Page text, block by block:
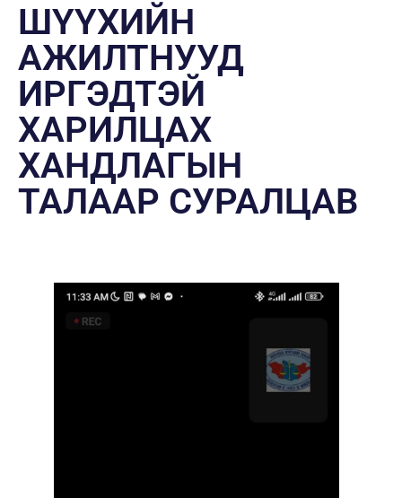
ШҮҮХИЙН
АЖИЛТНУУД
ИРГЭДТЭЙ
ХАРИЛЦАХ
ХАНДЛАГЫН
ТАЛААР СУРАЛЦАВ